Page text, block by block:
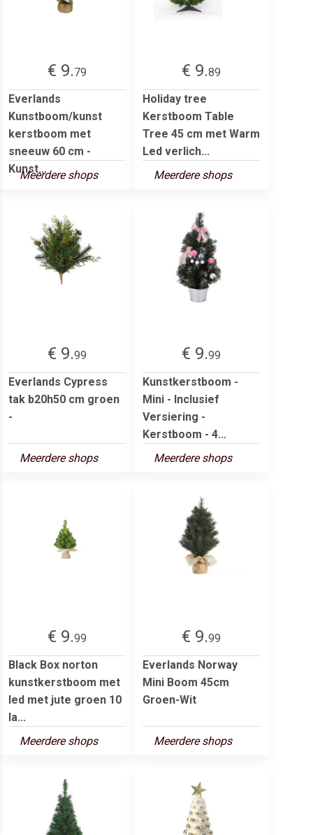
€ 9.79
Everlands
Kunstboom/kunst
kerstboom met
sneeuw 60 cm -
Kunst...
Meerdere shops
€ 9.89
Holiday tree
Kerstboom Table
Tree 45 cm met Warm
Led verlich...
Meerdere shops
€ 9.99
Everlands Cypress
tak b20h50 cm groen
-
Meerdere shops
€ 9.99
Kunstkerstboom -
Mini - Inclusief
Versiering -
Kerstboom - 4...
Meerdere shops
€ 9.99
Black Box norton
kunstkerstboom met
led met jute groen 10
la...
Meerdere shops
€ 9.99
Everlands Norway
Mini Boom 45cm
Groen-Wit
Meerdere shops